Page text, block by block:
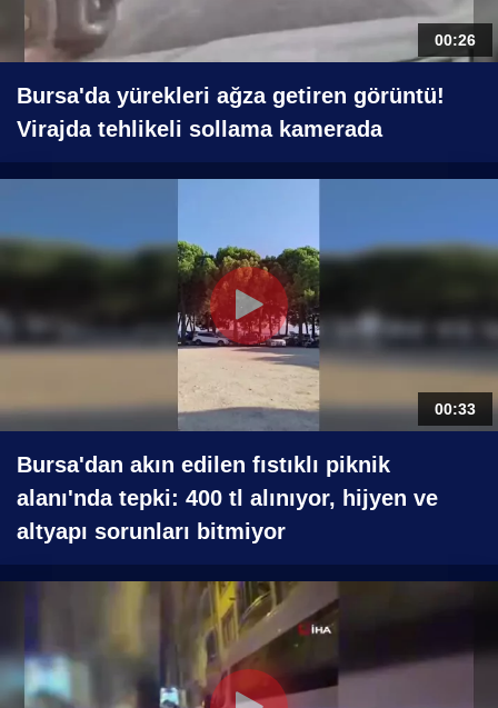
00:26
Bursa'da yürekleri ağza getiren görüntü!
Virajda tehlikeli sollama kamerada
00:33
Bursa'dan akın edilen fıstıklı piknik
alanı'nda tepki: 400 tl alınıyor, hijyen ve
altyapı sorunları bitmiyor